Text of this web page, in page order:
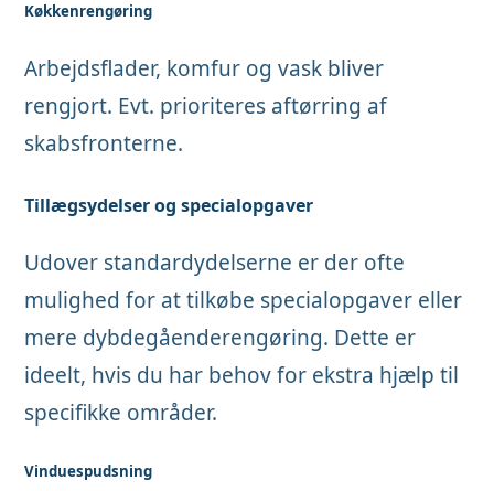
Køkkenrengøring
Arbejdsflader, komfur og vask bliver
rengjort. Evt. prioriteres aftørring af
skabsfronterne.
Tillægsydelser og specialopgaver
Udover standardydelserne er der ofte
mulighed for at tilkøbe specialopgaver eller
mere dybdegåenderengøring. Dette er
ideelt, hvis du har behov for ekstra hjælp til
specifikke områder.
Vinduespudsning